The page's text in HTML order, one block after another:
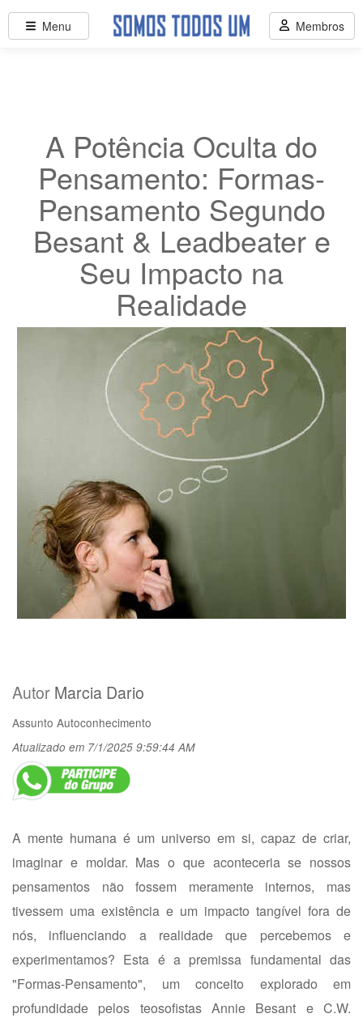
A Potência Oculta do
Pensamento: Formas-
Pensamento Segundo
Besant & Leadbeater e
Seu Impacto na
Realidade
Autor Marcia Dario
Assunto Autoconhecimento
Atualizado em 7/1/2025 9:59:44 AM
A mente humana é um universo em si, capaz de criar,
imaginar e moldar. Mas o que aconteceria se nossos
pensamentos não fossem meramente internos, mas
tivessem uma existência e um impacto tangível fora de
nós, influenciando a realidade que percebemos e
experimentamos? Esta é a premissa fundamental das
"Formas-Pensamento", um conceito explorado em
profundidade pelos teosofistas Annie Besant e C.W.
Menu Membros